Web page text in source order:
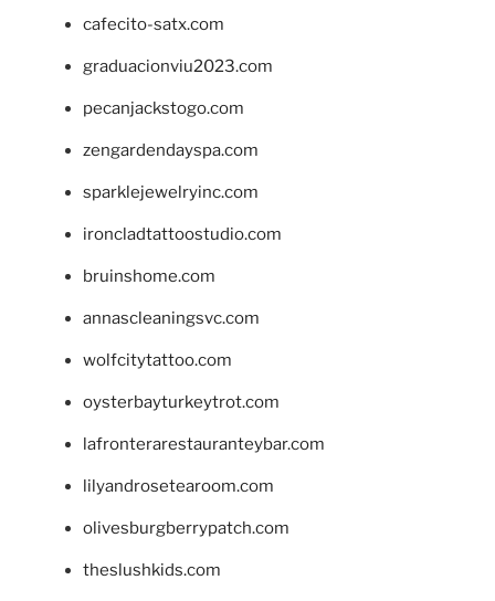
cafecito-satx.com
graduacionviu2023.com
pecanjackstogo.com
zengardendayspa.com
sparklejewelryinc.com
ironcladtattoostudio.com
bruinshome.com
annascleaningsvc.com
wolfcitytattoo.com
oysterbayturkeytrot.com
lafronterarestauranteybar.com
lilyandrosetearoom.com
olivesburgberrypatch.com
theslushkids.com